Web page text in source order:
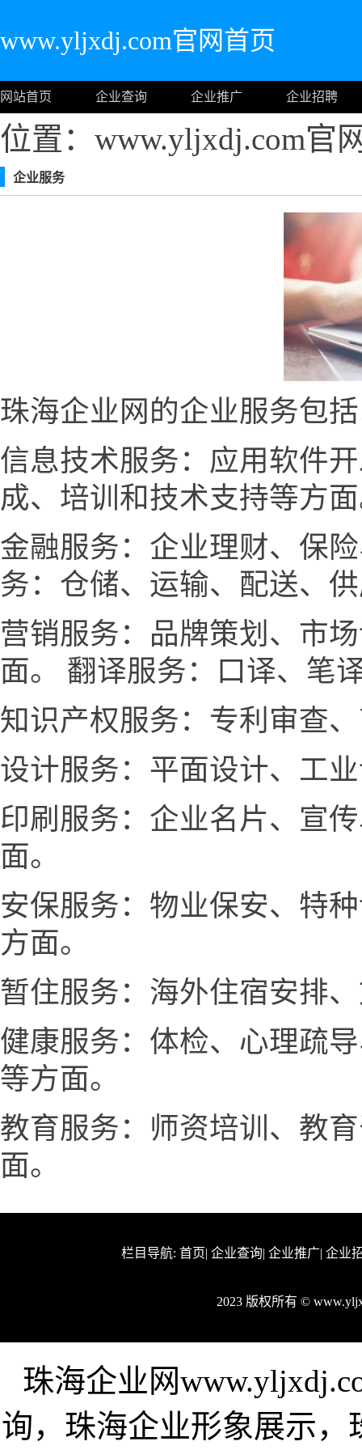
www.yljxdj.com官网首页
网站首页 企业查询 企业推广 企业招聘
位置：www.yljxdj.com官
企业服务
珠海企业网的企业服务包
信息技术服务：应用软件
成、培训和技术支持等方
金融服务：企业理财、保
务：仓储、运输、配送、
营销服务：品牌策划、市
面。 翻译服务：口译、笔
知识产权服务：专利审查
设计服务：平面设计、工
印刷服务：企业名片、宣
面。
安保服务：物业保安、特
方面。
暂住服务：海外住宿安排
健康服务：体检、心理疏
等方面。
教育服务：师资培训、教
面。
栏目导航: 首页| 企业查询| 企业推广| 企业
2023 版权所有 ©
珠海企业网
询，珠海企业形象展示